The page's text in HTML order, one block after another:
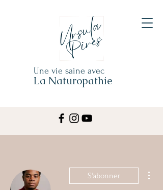
Une vie saine avec
La Naturopathie
S'abonner